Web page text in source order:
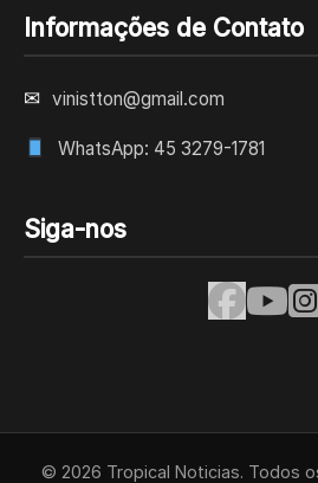
Informações de Contato
✉ vinistton@gmail.com
WhatsApp: 45 3279-1781
Siga-nos
© 2026 Tropical Noticias. Todos